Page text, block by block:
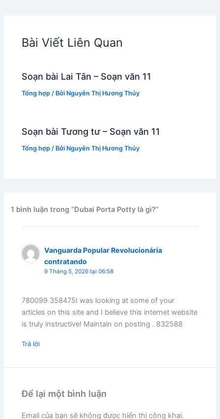
Bài Viết Liên Quan
Soạn bài Lai Tân – Soạn văn 11
Tổng hợp / Bởi Nguyễn Thị Hương Thủy
Soạn bài Tương tư – Soạn văn 11
Tổng hợp / Bởi Nguyễn Thị Hương Thủy
1 bình luận trong “Dubai Porta Potty là gì?”
Vanguarda Popular Revolucionária
contratando
9 Tháng 5, 2026 tại 06:58
780099 358475I was looking at some of your
articles on this site and I believe this internet website
is truly instructive! Maintain on posting . 832588
Trả lời
Để lại một bình luận
Email của bạn sẽ không được hiển thị công khai.